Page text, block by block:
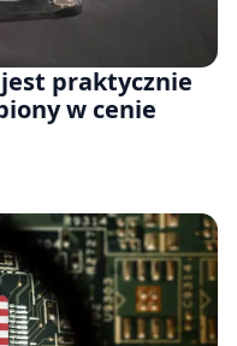
praktycznie
w cenie